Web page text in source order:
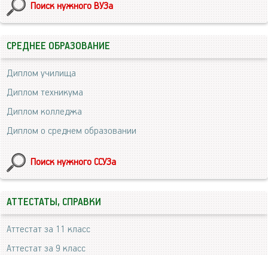
Поиск нужного ВУЗа
СРЕДНЕЕ ОБРАЗОВАНИЕ
Диплом училища
Диплом техникума
Диплом колледжа
Диплом о среднем образовании
Поиск нужного ССУЗа
АТТЕСТАТЫ, СПРАВКИ
Аттестат за 11 класс
Аттестат за 9 класс